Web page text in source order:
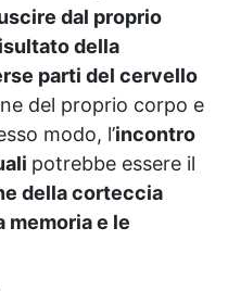
dal proprio
della
parti del cervello
del proprio corpo e
modo, l’incontro
potrebbe essere il
della corteccia
memoria e le